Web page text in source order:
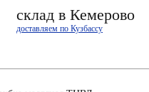
склад в Кемерово
доставляем по Кузбассу